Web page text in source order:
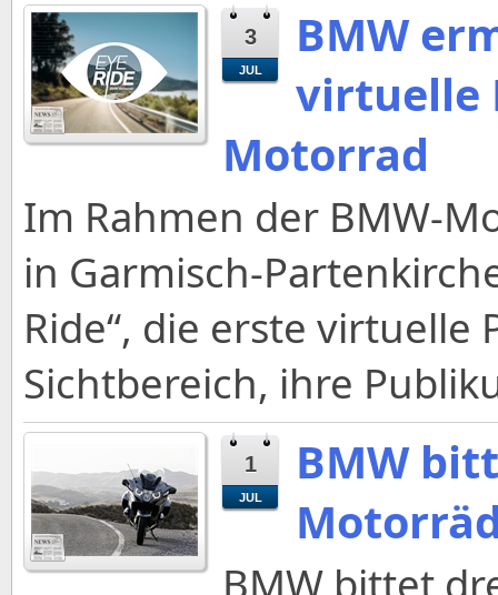
3
JUL
BMW
virtuelle
Motorrad
Im Rahmen der BMW-
in Garmisch-
Ride“, die erste
Sichtbereich, ihre
1
JUL
BMW
BMW bittet